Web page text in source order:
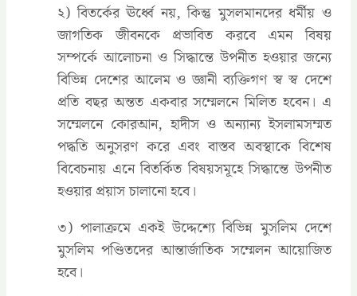
২) বিতর্কের ঊর্ধ্বে নয়, কিন্তু মুসলমানদের ধর্মীয় ও
জাগতিক জীবনকে প্রভাবিত করবে এমন বিষয়
সম্পর্কে আলোচনা ও সিদ্ধান্তে উপনীত হওয়ার জন্যে
বিভিন্ন দেশের আলেম ও জ্ঞানী ব্যক্তিগণ স্ব স্ব দেশে
প্রতি বছর অন্তত একবার সম্মেলনে মিলিত হবেন। এ
সম্মেলনে কোরআন, হাদীস ও অন্যান্য ইসলামসম্মত
পদ্ধতি অনুসরণ করে এবং বাস্তব অবস্থাকে বিশেষ
বিবেচনায় এনে বিতর্কিত বিষয়সমূহে সিদ্ধান্তে উপনীত
হওয়ার প্রয়াস চালানো হবে।
৩) পালাক্রমে একই উদ্দেশ্যে বিভিন্ন মুসলিম দেশে
মুসলিম পণ্ডিতদের আন্তার্জাতিক সম্মেলন আয়োজিত
হবে।